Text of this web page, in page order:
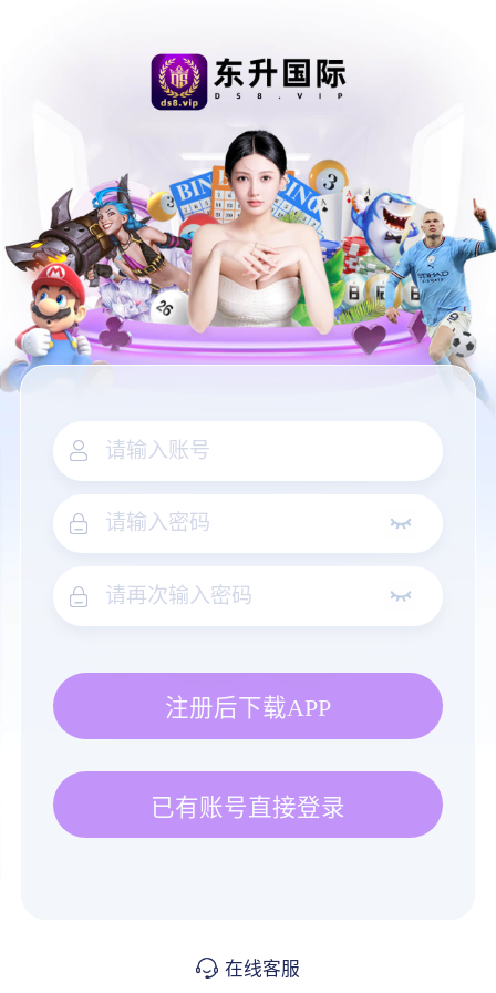
注册后下载APP
已有账号直接登录
在线客服